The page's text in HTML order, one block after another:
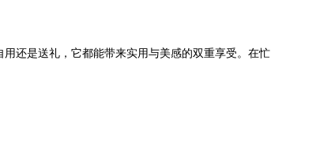
还是送礼，它都能带来实用与美感的双重享受。在忙